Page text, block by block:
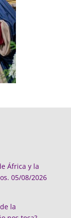
África y la
05/08/2026
la